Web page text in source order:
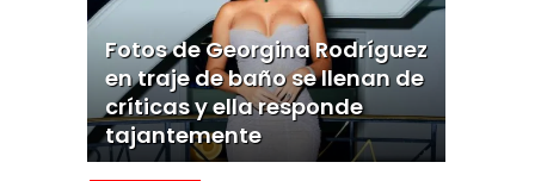
Fotos de Georgina Rodríguez
en traje de baño se llenan de
críticas y ella responde
tajantemente